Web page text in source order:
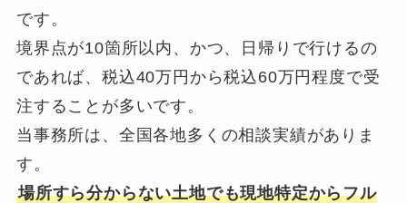
です。
境界点が10箇所以内、かつ、日帰りで行けるの
であれば、税込40万円から税込60万円程度で受
注することが多いです。
当事務所は、全国各地多くの相談実績がありま
す。
場所すら分からない土地でも現地特定からフル